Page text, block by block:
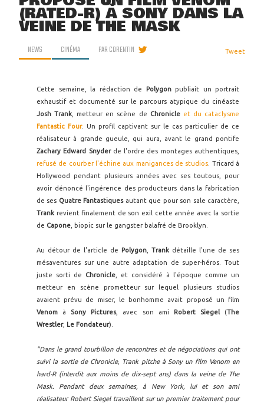
(RATED-R) À SONY DANS LA
VEINE DE THE MASK
NEWS CINÉMA PARCORENTIN Tweet
Cette semaine, la rédaction de Polygonpubliait un portrait
exhaustif et documenté sur le parcours atypique du cinéaste
Josh Trank , metteur en scène de Chronicle et du cataclysme
Fantastic Four. Un profil captivant sur le cas particulier de ce
réalisateur à grande gueule, qui aura, avant le grand pontife
Zachary Edward Snyderde l'ordre des montages authentiques,
refusé de courber l'échine aux manigances de studios . Tricard à
Hollywood pendant plusieurs années avec ses toutous, pour
avoir dénoncé l'ingérence des producteurs dans la fabrication
de ses Quatre Fantastiquesautant que pour son sale caractère,
Trank revient finalement de son exil cette année avec la sortie
de Capone , biopic sur le gangster balafré de Brooklyn.
Au détour de l'article de Polygon Trank détaille l'une de ses
mésaventures sur une autre adaptation de super-héros. Tout
juste sorti de Chronicle , et considéré à l'époque comme un
metteur en scène prometteur sur lequel plusieurs studios
avaient prévu de miser, le bonhomme avait proposé un film
Venom à Sony Pictures, avec son ami Robert Siegel(The
Wrestler, Le Fondateur).
"Dans le grand tourbillon de rencontres et de négociations qui ont
suivi la sortie de Chronicle, Trank pitche à Sony un film Venom en
hard-R (interdit aux moins de dix-sept ans) dans la veine de The
Mask. Pendant deux semaines, à New York, lui et son ami
réalisateur Robert Siegel travaillent sur un premier traitement pour